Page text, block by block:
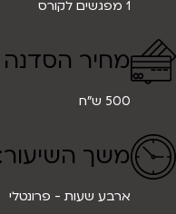
1 מפגשים לקורס
מחיר הסדנה
500 ש"ח
משך השיעור:
ארבע שעות - פרונטלי